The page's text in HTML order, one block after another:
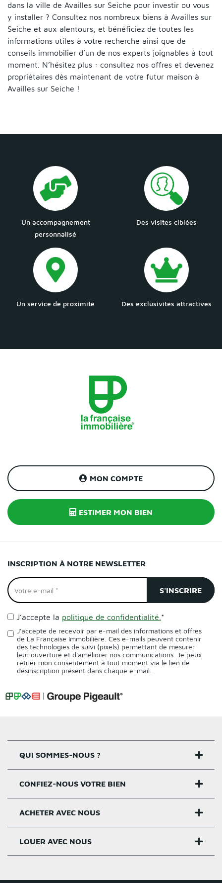
dans la ville de Availles sur Seiche pour investir ou vous
y installer ? Consultez nos nombreux biens à Availles sur
Seiche et aux alentours, et bénéficiez de toutes les
informations utiles à votre recherche ainsi que de
conseils immobilier d’un de nos experts joignables à tout
moment. N’hésitez plus : consultez nos offres et devenez
propriétaires dès maintenant de votre futur maison à
Availles sur Seiche !
Un accompagnement
personnalisé
Des visites ciblées
Un service de proximité Des exclusivités attractives
MON COMPTE
ESTIMER MON BIEN
INSCRIPTION À NOTRE NEWSLETTER
J’accepte la politique de confidentialité. *
J'accepte de recevoir par e-mail des informations et offres
de La Française Immobilière. Ces e-mails peuvent contenir
des technologies de suivi (pixels) permettant de mesurer
leur ouverture et d'améliorer nos communications. Je peux
retirer mon consentement à tout moment via le lien de
désinscription présent dans chaque e-mail.
QUI SOMMES-NOUS ?
Nos agences
Notre histoire
Nos valeurs
CONFIEZ-NOUS VOTRE BIEN
Estimer un bien
Critères estimation
ACHETER AVEC NOUS
Acheter sur Rennes
LOUER AVEC NOUS